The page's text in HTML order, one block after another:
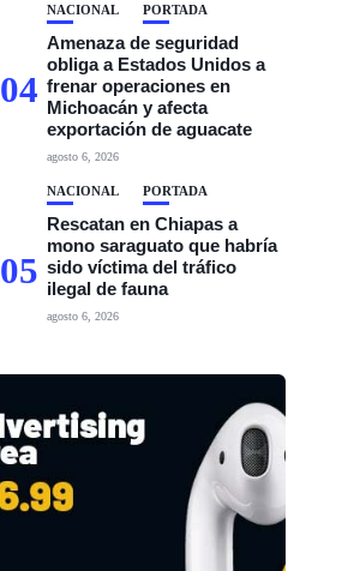
04
NACIONAL PORTADA
Amenaza de seguridad
obliga a Estados Unidos a
frenar operaciones en
Michoacán y afecta
exportación de aguacate
agosto 6, 2026
05
NACIONAL PORTADA
Rescatan en Chiapas a
mono saraguato que habría
sido víctima del tráfico
ilegal de fauna
agosto 6, 2026